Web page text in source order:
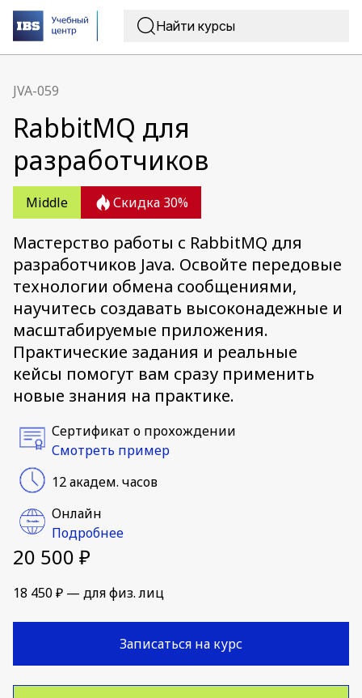
JVA-059
RabbitMQ для
разработчиков
Middle Скидка 30%
Мастерство работы с RabbitMQ для
разработчиков Java. Освойте передовые
технологии обмена сообщениями,
научитесь создавать высоконадежные и
масштабируемые приложения.
Практические задания и реальные
кейсы помогут вам сразу применить
новые знания на практике.
Сертификат о прохождении
Смотреть пример
12 академ. часов
Онлайн
Подробнее
20 500 ₽
18 450 ₽ — для физ. лиц
Записаться на курс